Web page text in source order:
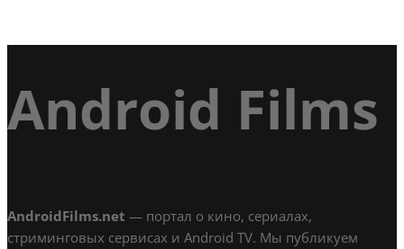
Android Films
AndroidFilms.net — портал о кино, сериалах,
стриминговых сервисах и Android TV. Мы публикуем